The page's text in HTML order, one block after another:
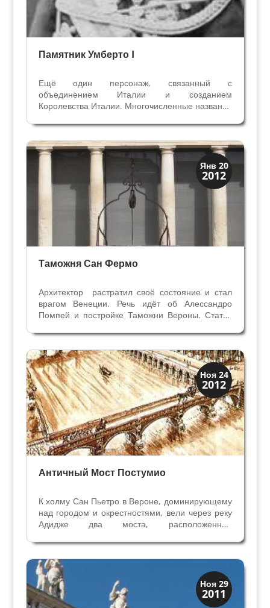
Памятник Умберто I
Ещё один персонаж, связанный с
объединением Италии и созданием
Королевства Италии. Многочисленные названия
личностям, участвовавшим в воссоединении
Италии: мост и улица Гарибальди, памятник
Кавуру и улица Кавур, улица Маццини...
Янв 20
2012
Архитектура
Искусство
Таможня Сан Фермо
Архитектор растратил своё состояние и стал
врагом Венеции. Речь идёт об Алессандро
Помпей и постройке Таможни Вероны. Статья
Каждый, кто заходит в веронский квартал
Филиппини со стороны моста Нави, сразу
оказывается в...
Ноя 24
2012
Верона
Римская Верона
Античный Мост Постумио
К холму Сан Пьетро в Вероне, доминирующему
над городом и окрестностями, вели через реку
Адидже два моста, расположенных
до наших дней, а вот второй, пересекавший
реку в продолжении древней Римской дороги
Постумии на выходе...
Ноя 29
2011
Верона
Веронцы